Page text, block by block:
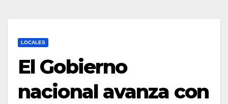
LOCALES
El Gobierno
nacional avanza con